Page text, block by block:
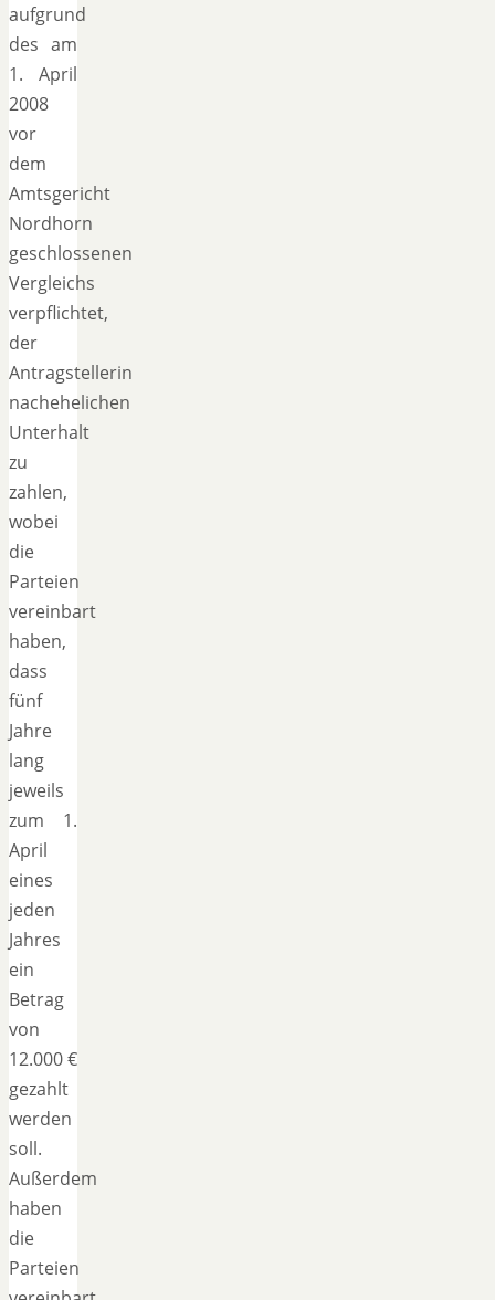
aufgrund
des am
1. April
2008
vor
dem
Amtsgericht
Nordhorn
geschlossenen
Vergleichs
verpflichtet,
der
Antragstellerin
nachehelichen
Unterhalt
zu
zahlen,
wobei
die
Parteien
vereinbart
haben,
dass
fünf
Jahre
lang
jeweils
zum 1.
April
eines
jeden
Jahres
ein
Betrag
von
12.000 €
gezahlt
werden
soll.
Außerdem
haben
die
Parteien